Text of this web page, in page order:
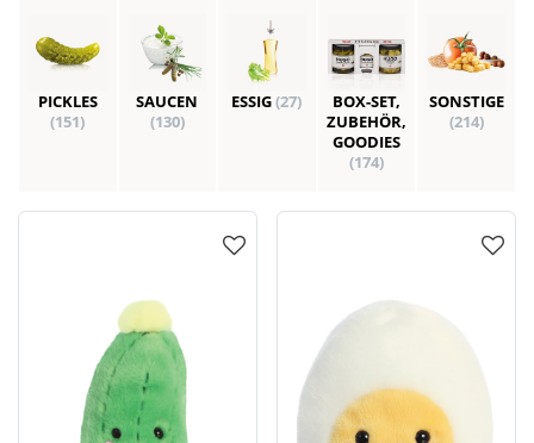
PICKLES
(151)
SAUCEN
(130)
ESSIG(27)
BOX-SET,
ZUBEHÖR,
GOODIES
(174)
SONSTIGE
(214)